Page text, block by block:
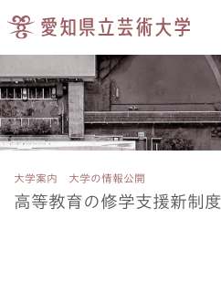
大学案内 大学の情報公開
高等教育の修学支援新制度